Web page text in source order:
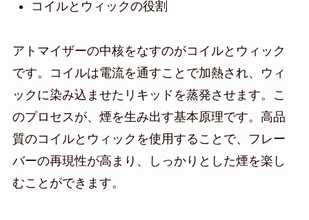
コイルとウィックの役割
アトマイザーの中核をなすのがコイルとウィック
です。コイルは電流を通すことで加熱され、ウィ
ックに染み込ませたリキッドを蒸発させます。こ
のプロセスが、煙を生み出す基本原理です。高品
質のコイルとウィックを使用することで、フレー
バーの再現性が高まり、しっかりとした煙を楽し
むことができます。